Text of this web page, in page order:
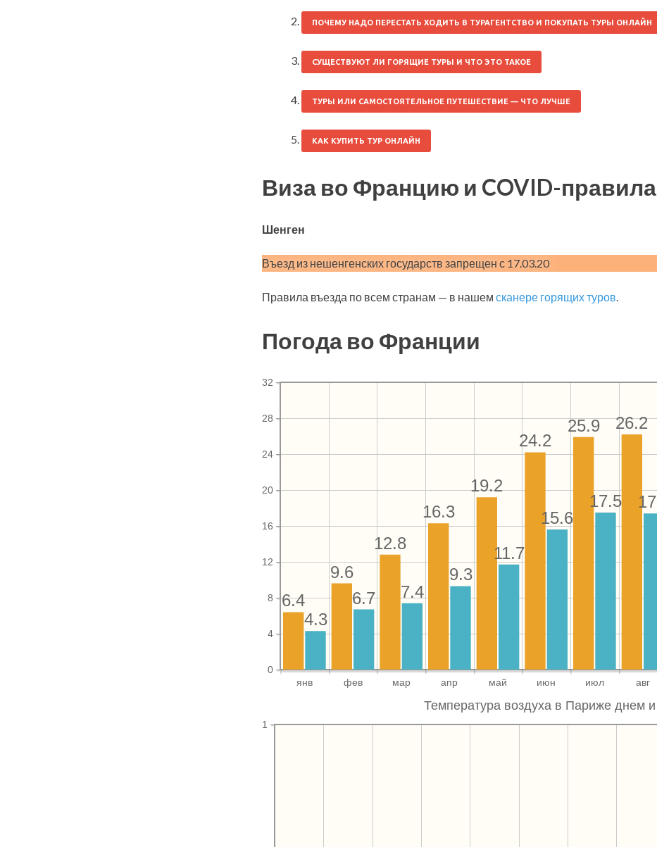
ПОЧЕМУ НАДО ПЕРЕСТАТЬ ХОДИТЬ В ТУРАГЕНТСТВО И ПОКУПАТЬ ТУРЫ ОНЛАЙН
СУЩЕСТВУЮТ ЛИ ГОРЯЩИЕ ТУРЫ И ЧТО ЭТО ТАКОЕ
ТУРЫ ИЛИ САМОСТОЯТЕЛЬНОЕ ПУТЕШЕСТВИЕ — ЧТО ЛУЧШЕ
КАК КУПИТЬ ТУР ОНЛАЙН
Виза во Францию и COVID-правила
Шенген
Въезд из нешенгенских государств запрещен с 17.03.20
Правила въезда по всем странам — в нашем сканере горящих туров.
Погода во Франции